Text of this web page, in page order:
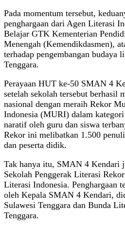
Pada momentum tersebut,
penghargaan dari Agen Literasi
Belajar GTK Kementerian
Menengah (Kemendikdasmen),
terhadap pengembangan budaya
Tenggara.
Perayaan HUT ke-50 SMAN 4
setelah sekolah tersebut berhasil
nasional dengan meraih Rekor
Indonesia (MURI) dalam
naratif oleh guru dan siswa
Rekor ini melibatkan 1.500
dan peserta didik.
Tak hanya itu, SMAN 4 Kendari
Sekolah Penggerak Literasi
Literasi Indonesia. Penghargaan
oleh Kepala SMAN 4 Kendari,
Sulawesi Tenggara dan Bunda
Tenggara.